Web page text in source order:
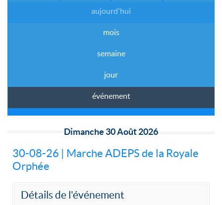
aujourd'hui
mois
semaine
jour
événement
Dimanche 30 Août 2026
30-08-26 | Marche ADEPS de la Royale
Orphée
Détails de l'événement